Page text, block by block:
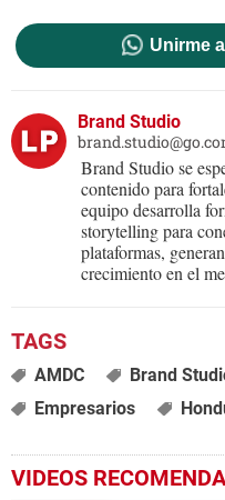
Unirme
Brand Studio
Brand Studio se
contenido para
equipo desarrolla
storytelling para
plataformas,
crecimiento en el
AMDC Brand
Empresarios
VIDEOS